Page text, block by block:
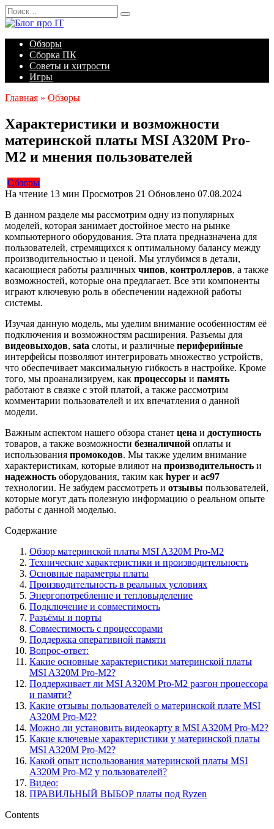
Перейти
к
содержанию
Search
for:
Обзоры
Сборка ПК
Советы и хитрости
Игры
Главная » Обзоры
Характеристики и возможности
материнской платы MSI A320M Pro-
M2 и мнения пользователей
Обзоры
На чтение 13 мин Просмотров 21 Обновлено 07.08.2024
В данном разделе мы рассмотрим одну из популярных
моделей, которая занимает достойное место на рынке
компьютерного оборудования. Эта плата предназначена для
пользователей, стремящихся к оптимальному балансу между
производительностью и ценой. Мы углубимся в детали,
касающиеся работы различных чипов, контроллеров, а также
возможностей, которые она предлагает. Все эти компоненты
играют ключевую роль в обеспечении надежной работы
системы.
Изучая данную модель, мы уделим внимание особенностям её
подключения и возможностям расширения. Разъемы для
видеовыходов, sata слоты, и различные периферийные
интерфейсы позволяют интегрировать множество устройств,
что обеспечивает максимальную гибкость в настройке. Кроме
того, мы проанализируем, как процессоры и память
работают в связке с этой платой, а также рассмотрим
комментарии пользователей и их впечатления о данной
модели.
Важным аспектом нашего обзора станет цена и доступность
товаров, а также возможности безналичной оплаты и
использования промокодов. Мы также уделим внимание
характеристикам, которые влияют на производительность и
надежность оборудования, таким как hyper и ac97
технологии. Не забудем рассмотреть и отзывы пользователей,
которые могут дать полезную информацию о реальном опыте
работы с данной моделью.
Содержание
Обзор материнской платы MSI A320M Pro-M2
Технические характеристики и производительность
Основные параметры платы
Производительность в реальных условиях
Энергопотребление и тепловыделение
Подключение и совместимость
Разъёмы и порты
Совместимость с процессорами
Поддержка оперативной памяти
Вопрос-ответ:
Какие основные характеристики материнской платы
MSI A320M Pro-M2?
Поддерживает ли MSI A320M Pro-M2 разгон процессора
и памяти?
Какие отзывы пользователей о материнской плате MSI
A320M Pro-M2?
Можно ли установить видеокарту в MSI A320M Pro-M2?
Какие ключевые характеристики у материнской платы
MSI A320M Pro-M2?
Какой опыт использования материнской платы MSI
A320M Pro-M2 у пользователей?
Видео:
ПРАВИЛЬНЫЙ ВЫБОР платы под Ryzen
Contents